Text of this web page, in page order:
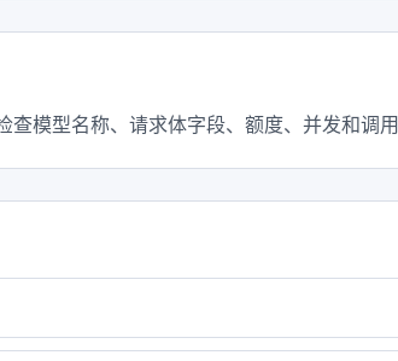
模型名称、请求体字段、额度、并发和调用